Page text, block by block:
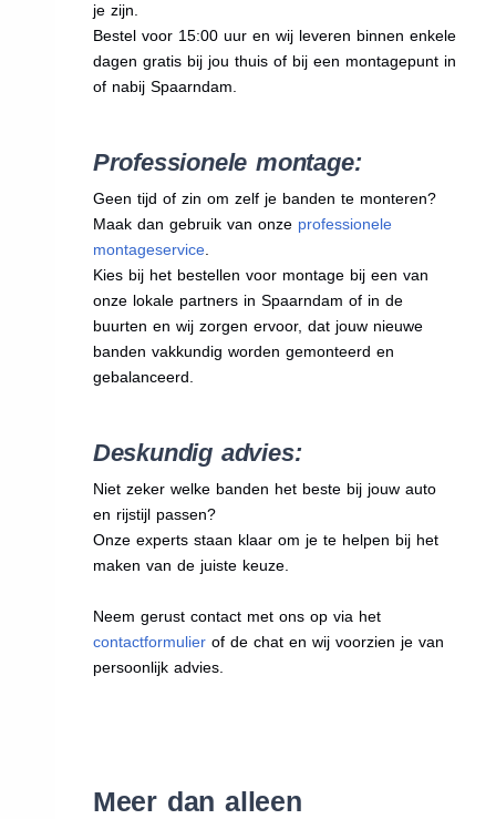
je zijn.
Bestel voor 15:00 uur en wij leveren binnen enkele
dagen gratis bij jou thuis of bij een montagepunt in
of nabij Spaarndam.
Professionele montage:
Geen tijd of zin om zelf je banden te monteren?
Maak dan gebruik van onze professionele
montageservice.
Kies bij het bestellen voor montage bij een van
onze lokale partners in Spaarndam of in de
buurten en wij zorgen ervoor, dat jouw nieuwe
banden vakkundig worden gemonteerd en
gebalanceerd.
Deskundig advies:
Niet zeker welke banden het beste bij jouw auto
en rijstijl passen?
Onze experts staan klaar om je te helpen bij het
maken van de juiste keuze.
Neem gerust contact met ons op via het
contactformulierof de chat en wij voorzien je van
persoonlijk advies.
Meer dan alleen